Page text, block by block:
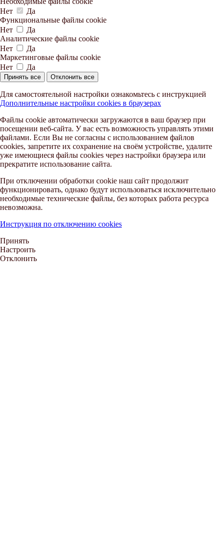
Нет
Да
Функциональные файлы cookie
Нет
Да
Аналитические файлы cookie
Нет
Да
Маркетинговые файлы cookie
Нет
Да
Принять все Отклонить все
Для самостоятельной настройки ознакомьтесь с инструкцией
Дополнительные настройки cookies в браузерах
Файлы cookie автоматически загружаются в ваш браузер при
посещении веб-сайта. У вас есть возможность управлять этими
файлами. Если Вы не согласны с использованием файлов
cookies, запретите их сохранение на своём устройстве, удалите
уже имеющиеся файлы cookies через настройки браузера или
прекратите использование сайта.
При отключении обработки cookie наш сайт продолжит
функционировать, однако будут использоваться исключительно
необходимые технические файлы, без которых работа ресурса
невозможна.
Инструкция по отключению cookies
Принять
Настроить
Отклонить